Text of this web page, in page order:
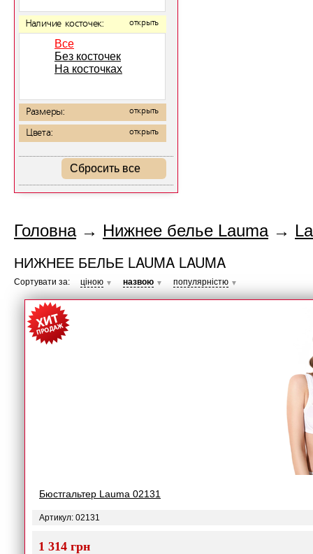
Наличие косточек: открыть
Все
Без косточек
На косточках
Размеры: открыть
Цвета: открыть
Сбросить все
Головна→ Нижнее белье Lauma→
НИЖНЕЕ БЕЛЬЕ LAUMA LAUMA
Сортувати за: ціною ▼ назвою ▼ популярністю ▼
Бюстгальтер Lauma 02131
Артикул: 02131
1 314 грн